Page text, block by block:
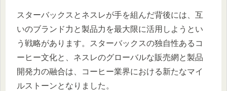
スターバックスとネスレが手を組んだ背後には、互
いのブランド力と製品力を最大限に活用しようとい
う戦略があります。スターバックスの独自性あるコ
ーヒー文化と、ネスレのグローバルな販売網と製品
開発力の融合は、コーヒー業界における新たなマイ
ルストーンとなりました。